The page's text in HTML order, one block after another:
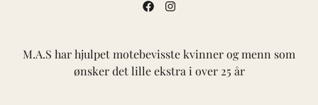
M.A.S har hjulpet motebevisste kvinner og menn som
ønsker det lille ekstra i over 25 år